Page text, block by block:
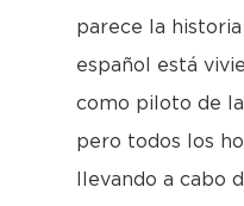
parece la
español está
como piloto de
pero todos los
llevando a cabo